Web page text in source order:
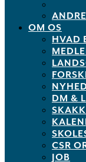
OM OS
HVAD
DM &
CSR
JOB